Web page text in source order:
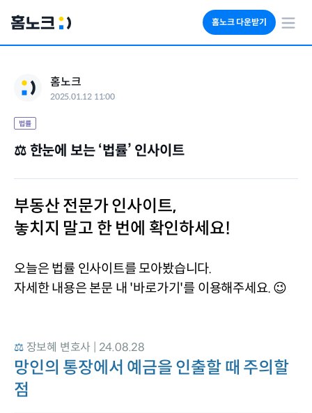
홈노크 다운받기
홈노크
2025.01.12 11:00
법률
⚖️ 한눈에 보는 ‘법률’ 인사이트
부동산 전문가 인사이트,
놓치지 말고 한 번에 확인하세요!
오늘은 법률 인사이트를 모아봤습니다.
자세한 내용은 본문 내 '바로가기'를 이용해주세요. 😉
⚖️ 장보혜 변호사 | 24.08.28
망인의 통장에서 예금을 인출할 때 주의할
점